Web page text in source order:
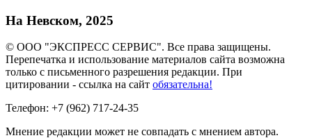
На Невском, 2025
© ООО "ЭКСПРЕСС СЕРВИС". Все права защищены.
Перепечатка и использование материалов сайта возможна
только с письменного разрешения редакции. При
цитировании - ссылка на сайт обязательна!
Телефон: +7 (962) 717-24-35
Мнение редакции может не совпадать с мнением автора.